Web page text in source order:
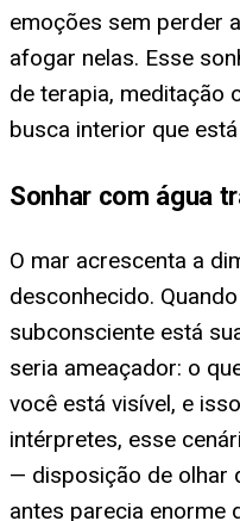
emoções sem perder
afogar nelas. Esse
de terapia, meditação
busca interior que
Sonhar com água
O mar acrescenta a
desconhecido.
subconsciente está
seria ameaçador: o
você está visível, e
intérpretes, esse
— disposição de olhar
antes parecia enorme